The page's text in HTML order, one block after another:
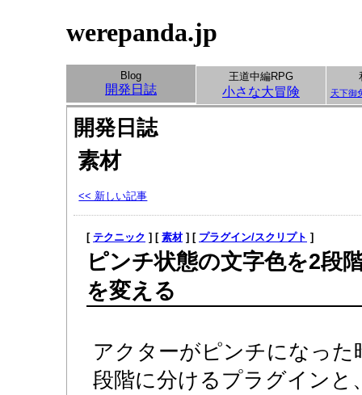
werepanda.jp
Blog
開発日誌
王道中編RPG
小さな大冒険 天下御
開発日誌
素材
<< 新しい記事
[ テクニック ] [ 素材] [ プラグイン/スクリプト ]
ピンチ状態の文字色を2段
を変える
アクターがピンチになった
段階に分けるプラグインと